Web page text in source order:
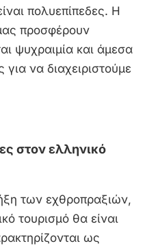
πολυεπίπεδες. Η
προσφέρουν
ψυχραιμία και άμεσα
να διαχειριστούμε
στον ελληνικό
των εχθροπραξιών,
τουρισμό θα είναι
ως